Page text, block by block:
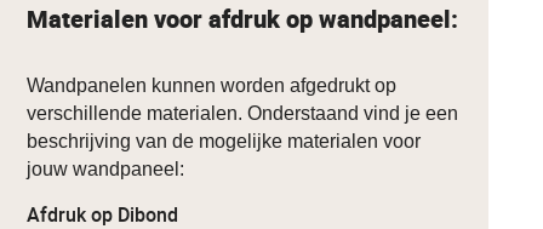
Materialen voor afdruk op wandpaneel:
Wandpanelen kunnen worden afgedrukt op
verschillende materialen. Onderstaand vind je een
beschrijving van de mogelijke materialen voor
jouw wandpaneel:
Afdruk op Dibond